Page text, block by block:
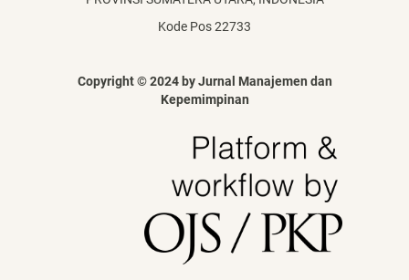
Kode Pos 22733
Copyright © 2024 by Jurnal Manajemen dan
Kepemimpinan